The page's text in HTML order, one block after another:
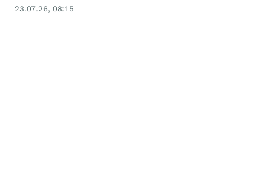
23.07.26, 08:15